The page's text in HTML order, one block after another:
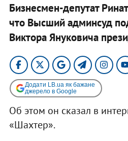
Бизнесмен-депутат
что Высший админсуд
Виктора Януковича
Додати LB.ua як бажане
джерело в Google
Об этом он сказал в
«Шахтер».